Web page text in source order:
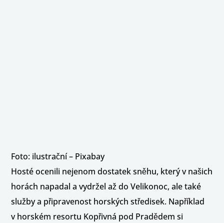
Foto: ilustrační – Pixabay
Hosté ocenili nejenom dostatek sněhu, který v našich
horách napadal a vydržel až do Velikonoc, ale také
služby a připravenost horských středisek. Například
v horském resortu Kopřivná pod Pradědem si